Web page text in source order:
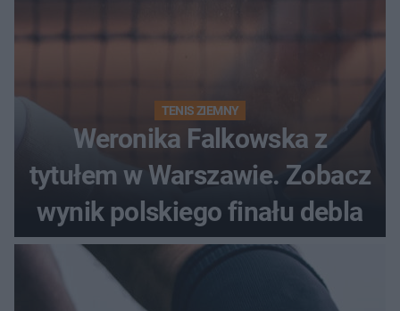
TENIS ZIEMNY
Weronika Falkowska z
tytułem w Warszawie. Zobacz
wynik polskiego finału debla